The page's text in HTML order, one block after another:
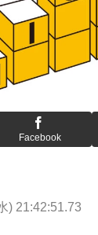
Facebook
) 21:42:51.73